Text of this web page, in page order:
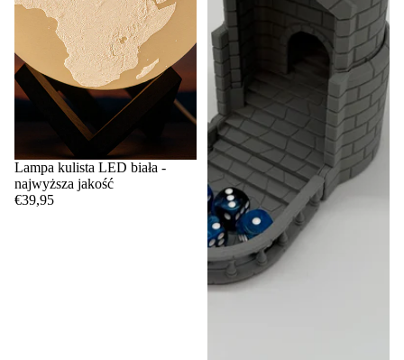
Lampa kulista LED biała -
najwyższa jakość
€39,95